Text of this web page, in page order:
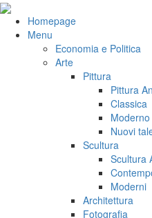
Salta
contenuto
VeniVidiViciHomepage
Menu
Economia e Politica
Arte
Pittura
Pittura
Classica
Nuovi
Scultura
Scultura
Moderni
Architettura
Fotografia